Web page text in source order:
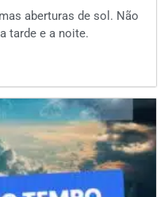
aberturas de sol. Não
tarde e a noite.